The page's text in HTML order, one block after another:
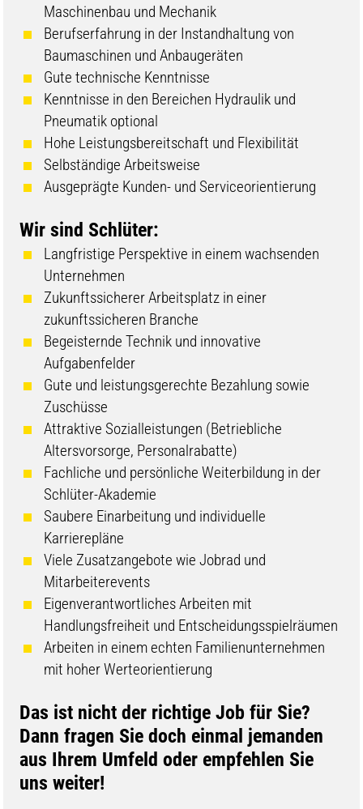
Maschinenbau und Mechanik
Berufserfahrung in der Instandhaltung von
Baumaschinen und Anbaugeräten
Gute technische Kenntnisse
Kenntnisse in den Bereichen Hydraulik und
Pneumatik optional
Hohe Leistungsbereitschaft und Flexibilität
Selbständige Arbeitsweise
Ausgeprägte Kunden- und Serviceorientierung
Wir sind Schlüter:
Langfristige Perspektive in einem wachsenden
Unternehmen
Zukunftssicherer Arbeitsplatz in einer
zukunftssicheren Branche
Begeisternde Technik und innovative
Aufgabenfelder
Gute und leistungsgerechte Bezahlung sowie
Zuschüsse
Attraktive Sozialleistungen (Betriebliche
Altersvorsorge, Personalrabatte)
Fachliche und persönliche Weiterbildung in der
Schlüter-Akademie
Saubere Einarbeitung und individuelle
Karrierepläne
Viele Zusatzangebote wie Jobrad und
Mitarbeiterevents
Eigenverantwortliches Arbeiten mit
Handlungsfreiheit und Entscheidungsspielräumen
Arbeiten in einem echten Familienunternehmen
mit hoher Werteorientierung
​​​​​​​​​​Das ist nicht der richtige Job für Sie?
Dann fragen Sie doch einmal jemanden
aus Ihrem Umfeld oder empfehlen Sie
uns weiter!